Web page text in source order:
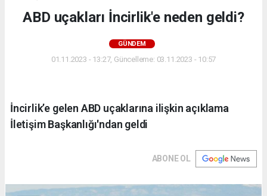
ABD uçakları İncirlik'e neden geldi?
GÜNDEM
01.11.2023 - 13:27, Güncelleme: 03.11.2023 - 10:57
İncirlik’e gelen ABD uçaklarına ilişkin açıklama
İletişim Başkanlığı'ndan geldi
ABONE OL